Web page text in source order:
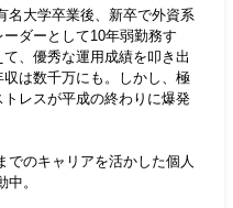
名大学卒業後、新卒で外資系
ダーとして10年弱勤務す
、優秀な運用成績を叩き出
は数千万にも。しかし、極
レスが平成の終わりに爆発
でのキャリアを活かした個人
中。